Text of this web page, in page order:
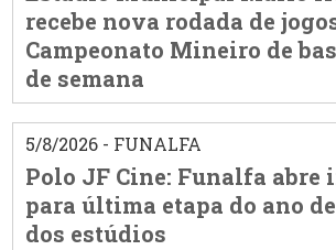
recebe nova rodada de
Campeonato Mineiro de
de semana
5/8/2026 - FUNALFA
Polo JF Cine: Funalfa abre
para última etapa do ano
dos estúdios